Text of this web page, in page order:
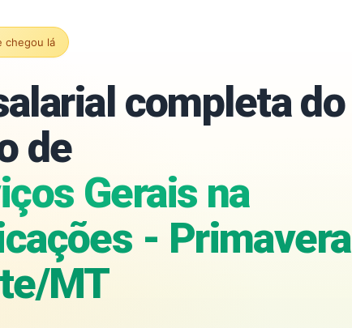
chegou lá
completa do
de
Gerais na
- Primavera
MT